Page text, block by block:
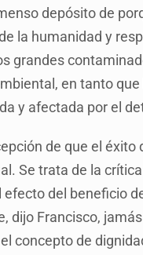
depósito de
la humanidad y
grandes
en tanto
y afectada por el
de que el
Se trata de la
del beneficio
dijo Francisco,
concepto de